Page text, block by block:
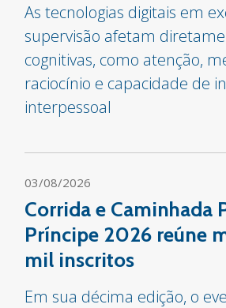
As tecnologias digitais em
supervisão afetam
cognitivas, como atenção,
raciocínio e capacidade de
interpessoal
03/08/2026
Corrida e Caminhada
Príncipe 2026 reúne
mil inscritos
Em sua décima edição, o